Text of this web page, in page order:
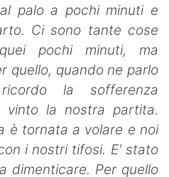
palo a pochi minuti e
Ci sono tante cose
pochi minuti, ma
quello, quando ne parlo
la sofferenza
vinto la nostra partita.
è tornata a volare e noi
i nostri tifosi. E' stato
dimenticare. Per quello